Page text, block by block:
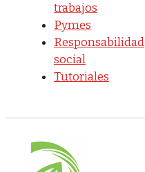
trabajos
Pymes
Responsabilidad
social
Tutoriales